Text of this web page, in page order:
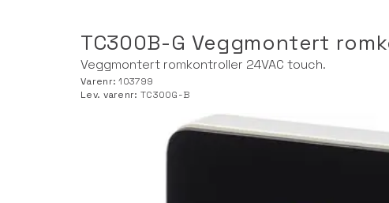
TC300B-G Veggmontert
Veggmontert romkontroller 24VAC touch.
Varenr:103799
Lev. varenr: TC300G-B